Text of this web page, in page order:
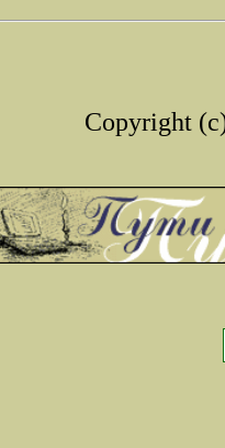
Copyright